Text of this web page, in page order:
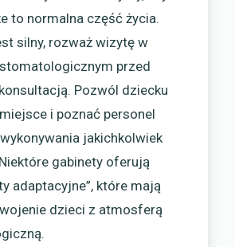
to normalna część życia.
silny, rozważ wizytę w
przed
Pozwól dziecku
i poznać personel
jakichkolwiek
gabinety oferują
adaptacyjne”, które mają
dzieci z atmosferą